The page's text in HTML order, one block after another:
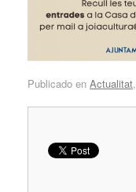
Publicado en Actualitat,